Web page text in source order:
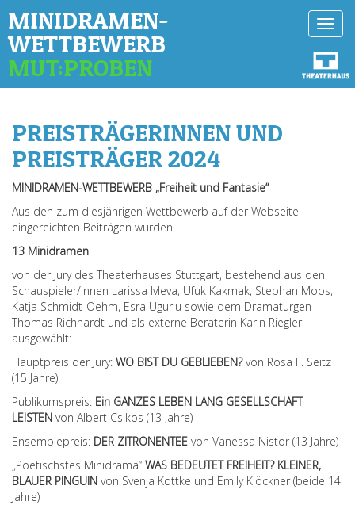
MINIDRAMEN-
WETTBEWERB
MUT:PROBEN
PREISTRÄGERINNEN UND
PREISTRÄGER 2024
MINIDRAMEN-WETTBEWERB „Freiheit und Fantasie“
Aus den zum diesjährigen Wettbewerb auf der Webseite
eingereichten Beiträgen wurden
13 Minidramen
von der Jury des Theaterhauses Stuttgart, bestehend aus den
Schauspieler/innen Larissa Ivleva, Ufuk Kakmak, Stephan Moos,
Katja Schmidt-Oehm, Esra Ugurlu sowie dem Dramaturgen
Thomas Richhardt und als externe Beraterin Karin Riegler
ausgewählt:
Hauptpreis der Jury: WO BIST DU GEBLIEBEN?von Rosa F. Seitz
(15 Jahre)
Publikumspreis: Ein GANZES LEBEN LANG GESELLSCHAFT
LEISTEN von Albert Csikos (13 Jahre)
Ensemblepreis: DER ZITRONENTEE von Vanessa Nistor (13 Jahre)
„Poetischstes Minidrama“ WAS BEDEUTET FREIHEIT? KLEINER,
BLAUER PINGUIN von Svenja Kottke und Emily Klöckner (beide 14
Jahre)